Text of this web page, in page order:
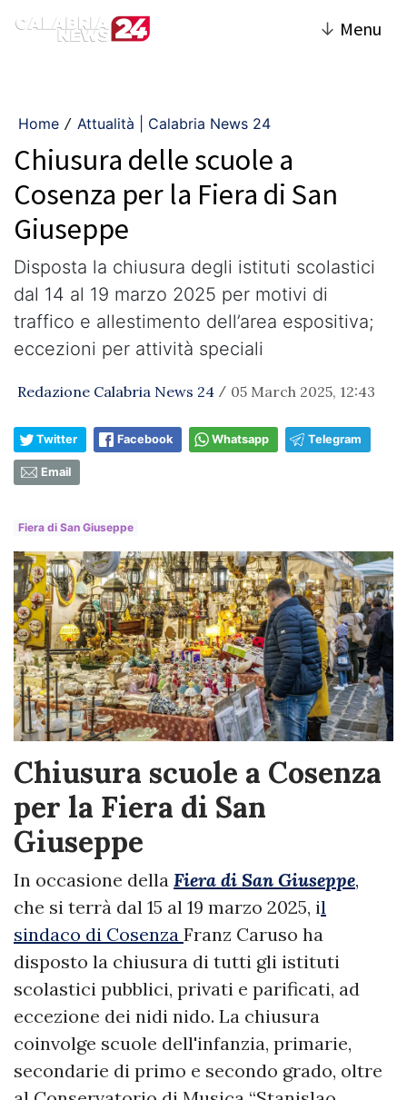
↓ Menu
Home / Attualità | Calabria News 24
Chiusura delle scuole a
Cosenza per la Fiera di San
Giuseppe
Disposta la chiusura degli istituti scolastici
dal 14 al 19 marzo 2025 per motivi di
traffico e allestimento dell’area espositiva;
eccezioni per attività speciali
Redazione Calabria News 24 / 05 March 2025, 12:43
Twitter Facebook Whatsapp Telegram
Email
Fiera di San Giuseppe
Chiusura scuole a Cosenza
per la Fiera di San
Giuseppe
In occasione della Fiera di San Giuseppe,
che si terrà dal 15 al 19 marzo 2025, il
sindaco di Cosenza Franz Caruso ha
disposto la chiusura di tutti gli istituti
scolastici pubblici, privati e parificati, ad
eccezione dei nidi nido. La chiusura
coinvolge scuole dell'infanzia, primarie,
secondarie di primo e secondo grado, oltre